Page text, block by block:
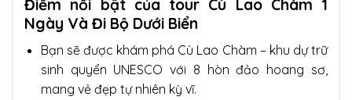
Điểm nổi bật của tour Cù Lao Chàm 1
Ngày Và Đi Bộ Dưới Biển
Bạn sẽ được khám phá Cù Lao Chàm – khu dự trữ
sinh quyển UNESCO với 8 hòn đảo hoang sơ,
mang vẻ đẹp tự nhiên kỳ vĩ.